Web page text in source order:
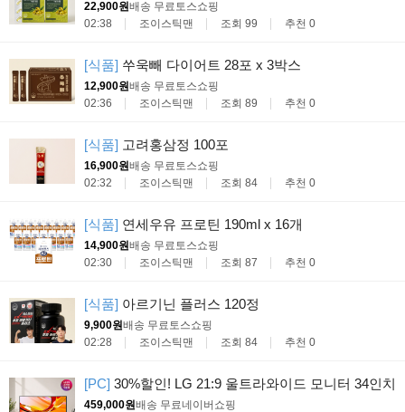
22,900원배송 무료 토스쇼핑
02:38
조이스틱맨 조회 99 추천 0
[식품] 쑤욱빼 다이어트 28포 x 3박스
12,900원배송 무료 토스쇼핑
02:36
조이스틱맨 조회 89 추천 0
[식품] 고려홍삼정 100포
16,900원배송 무료 토스쇼핑
02:32
조이스틱맨 조회 84 추천 0
[식품] 연세우유 프로틴 190ml x 16개
14,900원배송 무료 토스쇼핑
02:30
조이스틱맨 조회 87 추천 0
[식품] 아르기닌 플러스 120정
9,900원배송 무료 토스쇼핑
02:28
조이스틱맨 조회 84 추천 0
[PC] 30%할인! LG 21:9 울트라와이드 모니터 34인치
459,000원배송 무료네이버쇼핑